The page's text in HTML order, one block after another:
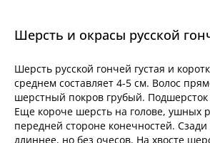
Шерсть и окрасы русской
Шерсть русской гончей густая и
среднем составляет 4-5 см. Волос
шерстный покров грубый.
Еще короче шерсть на голове, ушных
передней стороне конечностей. Сзади
длиннее, но без очесов. На хвосте